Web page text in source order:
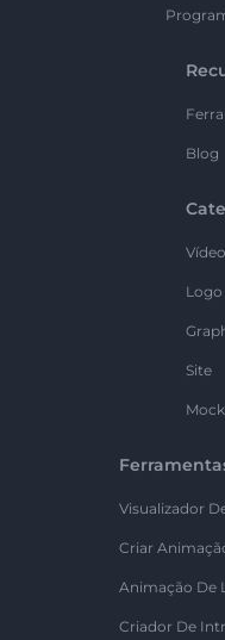
Blog
Vídeo
Logo
Site
Visualizador
Criar
Animação De
Criador De